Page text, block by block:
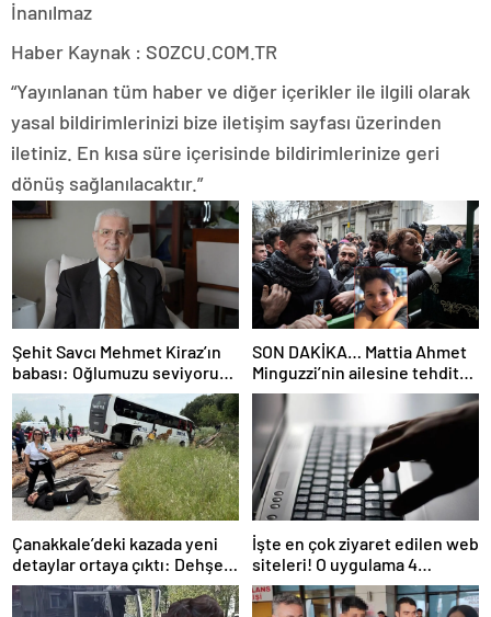
Haber Kaynak : SOZCU.COM.TR
“Yayınlanan tüm haber ve diğer içerikler ile ilgili olarak
yasal bildirimlerinizi bize iletişim sayfası üzerinden
iletiniz. En kısa süre içerisinde bildirimlerinize geri
dönüş sağlanılacaktır.”
Şehit Savcı Mehmet Kiraz’ın
babası: Oğlumuzu seviyoruz
ama devletimizi oğlumuzdan
da çok seviyoruz
SON DAKİKA… Mattia Ahmet
Minguzzi’nin ailesine tehdit
davasında yeni gelişme: İşte
5 şüpheli hakkında istenen
ceza!
Çanakkale’deki kazada yeni
detaylar ortaya çıktı: Dehşet
kamyonunun suç dosyası
kabarık!
İşte en çok ziyaret edilen web
siteleri! O uygulama 4
basamak birden yükseldi: İlk
sırada…